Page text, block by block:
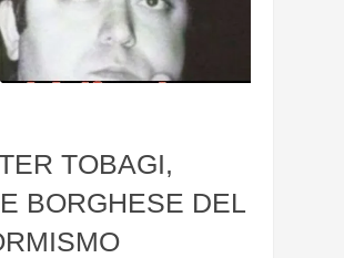
TOBAGI,
BORGHESE DEL